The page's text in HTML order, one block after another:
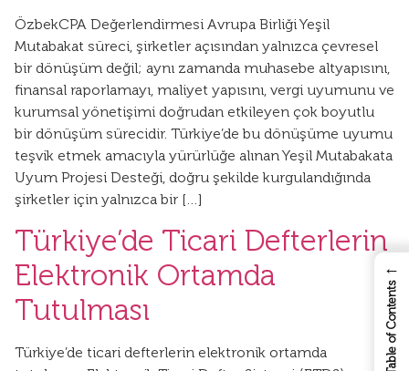
ÖzbekCPA Değerlendirmesi Avrupa Birliği Yeşil
Mutabakat süreci, şirketler açısından yalnızca çevresel
bir dönüşüm değil; aynı zamanda muhasebe altyapısını,
finansal raporlamayı, maliyet yapısını, vergi uyumunu ve
kurumsal yönetişimi doğrudan etkileyen çok boyutlu
bir dönüşüm sürecidir. Türkiye’de bu dönüşüme uyumu
teşvik etmek amacıyla yürürlüğe alınan Yeşil Mutabakata
Uyum Projesi Desteği, doğru şekilde kurgulandığında
şirketler için yalnızca bir […]
Türkiye’de Ticari Defterlerin
Elektronik Ortamda
Tutulması
Türkiye’de ticari defterlerin elektronik ortamda
←
Table of Contents